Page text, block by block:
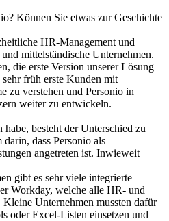
Können Sie etwas zur Geschichte
HR-Management und
mittelständische Unternehmen.
die erste Version unserer Lösung
früh erste Kunden mit
zu verstehen und Personio in
weiter zu entwickeln.
besteht der Unterschied zu
dass Personio als
angetreten ist. Inwieweit
gibt es sehr viele integrierte
Workday, welche alle HR- und
Unternehmen mussten dafür
oder Excel-Listen einsetzen und